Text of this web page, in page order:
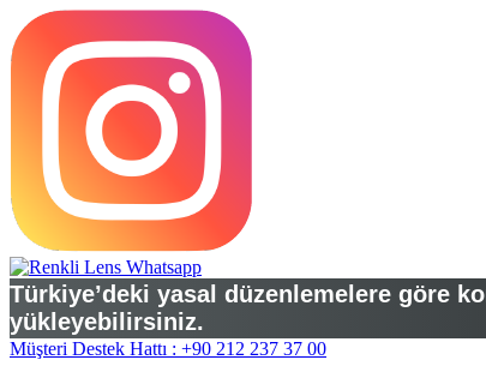
Türkiye’deki yasal düzenlemelere göre
yükleyebilirsiniz.
Müşteri Destek Hattı : +90 212 237 37 00